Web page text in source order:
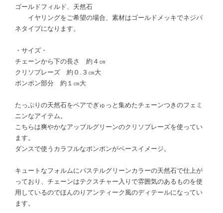
ゴールドフィルド、天然石
イヤリングをご希望の場合、素材はゴールドメッキでネジバ
ネタイプになります。
・サイズ・
チェーンから下の長さ 約４㎝
クリソプレーズ 約０.３㎝大
ポンポン部分 約１㎝大
たっぷりの天然石をペアでぎゅっと集めたチェーンつきのフェミ
ニンなアイテム。
こちらは爽やかなアップルグリーンのクリソプレーズを使ってい
ます。
ダンスで使うカラフルなポンポンがベースイメージ。
キュートなフォルムにパステルグリーンカラーの天然石で仕上が
っており、チェーンはテクスチャー入りで雰囲気のあるものを使
用しているのでほんのりアンティーク風のディテールになってい
ます。